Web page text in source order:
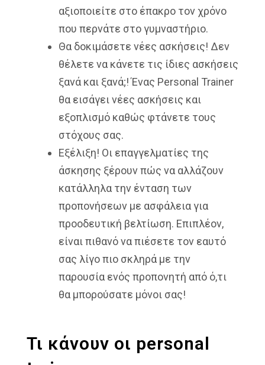
αξιοποιείτε στο έπακρο τον χρόνο
που περνάτε στο γυμναστήριο.
Θα δοκιμάσετε νέες ασκήσεις! Δεν
θέλετε να κάνετε τις ίδιες ασκήσεις
ξανά και ξανά;! Ένας Personal Trainer
θα εισάγει νέες ασκήσεις και
εξοπλισμό καθώς φτάνετε τους
στόχους σας.
Εξέλιξη! Οι επαγγελματίες της
άσκησης ξέρουν πώς να αλλάζουν
κατάλληλα την ένταση των
προπονήσεων με ασφάλεια για
προοδευτική βελτίωση. Επιπλέον,
είναι πιθανό να πιέσετε τον εαυτό
σας λίγο πιο σκληρά με την
παρουσία ενός προπονητή από ό,τι
θα μπορούσατε μόνοι σας!
Τι κάνουν οι personal